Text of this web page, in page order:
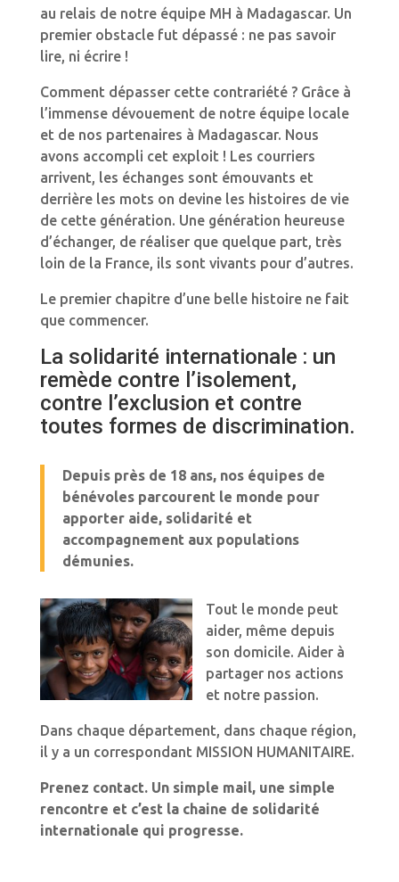
au relais de notre équipe MH à Madagascar. Un
premier obstacle fut dépassé : ne pas savoir
lire, ni écrire !
Comment dépasser cette contrariété ? Grâce à
l’immense dévouement de notre équipe locale
et de nos partenaires à Madagascar. Nous
avons accompli cet exploit ! Les courriers
arrivent, les échanges sont émouvants et
derrière les mots on devine les histoires de vie
de cette génération. Une génération heureuse
d’échanger, de réaliser que quelque part, très
loin de la France, ils sont vivants pour d’autres.
Le premier chapitre d’une belle histoire ne fait
que commencer.
La solidarité internationale : un
remède contre l’isolement,
contre l’exclusion et contre
toutes formes de discrimination.
Depuis près de 18 ans, nos équipes de
bénévoles parcourent le monde pour
apporter aide, solidarité et
accompagnement aux populations
démunies.
Tout le monde peut
aider, même depuis
son domicile. Aider à
partager nos actions
et notre passion.
Dans chaque département, dans chaque région,
il y a un correspondant MISSION HUMANITAIRE.
Prenez contact. Un simple mail, une simple
rencontre et c’est la chaine de solidarité
internationale qui progresse.